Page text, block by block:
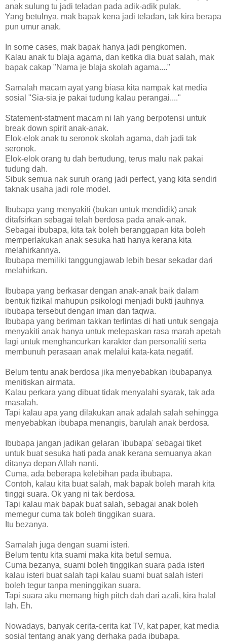
anak sulung tu jadi teladan pada adik-adik pulak.
Yang betulnya, mak bapak kena jadi teladan, tak kira berapa
pun umur anak.
In some cases, mak bapak hanya jadi pengkomen.
Kalau anak tu blaja agama, dan ketika dia buat salah, mak
bapak cakap "Nama je blaja skolah agama...."
Samalah macam ayat yang biasa kita nampak kat media
sosial "Sia-sia je pakai tudung kalau perangai...."
Statement-statment macam ni lah yang berpotensi untuk
break down spirit anak-anak.
Elok-elok anak tu seronok skolah agama, dah jadi tak
seronok.
Elok-elok orang tu dah bertudung, terus malu nak pakai
tudung dah.
Sibuk semua nak suruh orang jadi perfect, yang kita sendiri
taknak usaha jadi role model.
Ibubapa yang menyakiti (bukan untuk mendidik) anak
ditafsirkan sebagai telah berdosa pada anak-anak.
Sebagai ibubapa, kita tak boleh beranggapan kita boleh
memperlakukan anak sesuka hati hanya kerana kita
melahirkannya.
Ibubapa memiliki tanggungjawab lebih besar sekadar dari
melahirkan.
Ibubapa yang berkasar dengan anak-anak baik dalam
bentuk fizikal mahupun psikologi menjadi bukti jauhnya
ibubapa tersebut dengan iman dan taqwa.
Ibubapa yang beriman takkan terlintas di hati untuk sengaja
menyakiti anak hanya untuk melepaskan rasa marah apetah
lagi untuk menghancurkan karakter dan personaliti serta
membunuh perasaan anak melalui kata-kata negatif.
Belum tentu anak berdosa jika menyebabkan ibubapanya
menitiskan airmata.
Kalau perkara yang dibuat tidak menyalahi syarak, tak ada
masalah.
Tapi kalau apa yang dilakukan anak adalah salah sehingga
menyebabkan ibubapa menangis, barulah anak berdosa.
Ibubapa jangan jadikan gelaran 'ibubapa' sebagai tiket
untuk buat sesuka hati pada anak kerana semuanya akan
ditanya depan Allah nanti.
Cuma, ada beberapa kelebihan pada ibubapa.
Contoh, kalau kita buat salah, mak bapak boleh marah kita
tinggi suara. Ok yang ni tak berdosa.
Tapi kalau mak bapak buat salah, sebagai anak boleh
memegur cuma tak boleh tinggikan suara.
Itu bezanya.
Samalah juga dengan suami isteri.
Belum tentu kita suami maka kita betul semua.
Cuma bezanya, suami boleh tinggikan suara pada isteri
kalau isteri buat salah tapi kalau suami buat salah isteri
boleh tegur tanpa meninggikan suara.
Tapi suara aku memang high pitch dah dari azali, kira halal
lah. Eh.
Nowadays, banyak cerita-cerita kat TV, kat paper, kat media
sosial tentang anak yang derhaka pada ibubapa.